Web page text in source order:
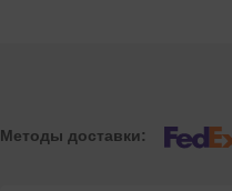
Методы доставки: